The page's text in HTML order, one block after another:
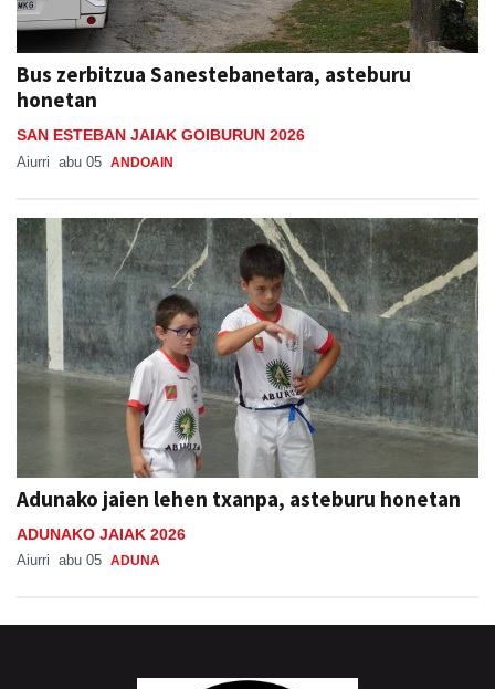
Bus zerbitzua Sanestebanetara, asteburu
honetan
SAN ESTEBAN JAIAK GOIBURUN 2026
Aiurri abu 05 ANDOAIN
Adunako jaien lehen txanpa, asteburu honetan
ADUNAKO JAIAK 2026
Aiurri abu 05 ADUNA